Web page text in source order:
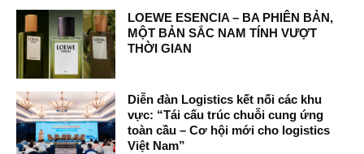
LOEWE ESENCIA – BA PHIÊN BẢN,
MỘT BẢN SẮC NAM TÍNH VƯỢT
THỜI GIAN
Diễn đàn Logistics kết nối các khu
vực: “Tái cấu trúc chuỗi cung ứng
toàn cầu – Cơ hội mới cho logistics
Việt Nam”